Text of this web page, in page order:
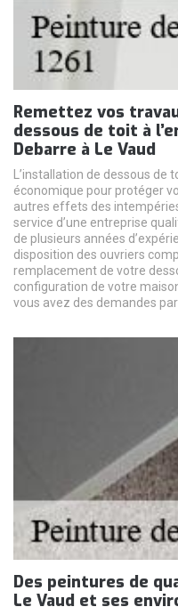
Remettez vos
dessous de toit à
Debarre à Le Vaud
L’installation de dessous
économique pour protéger
autres effets des
service d’une entreprise
de plusieurs années
disposition des ouvriers
remplacement de votre
configuration de votre
vous avez des demandes
Des peintures de
Le Vaud et ses